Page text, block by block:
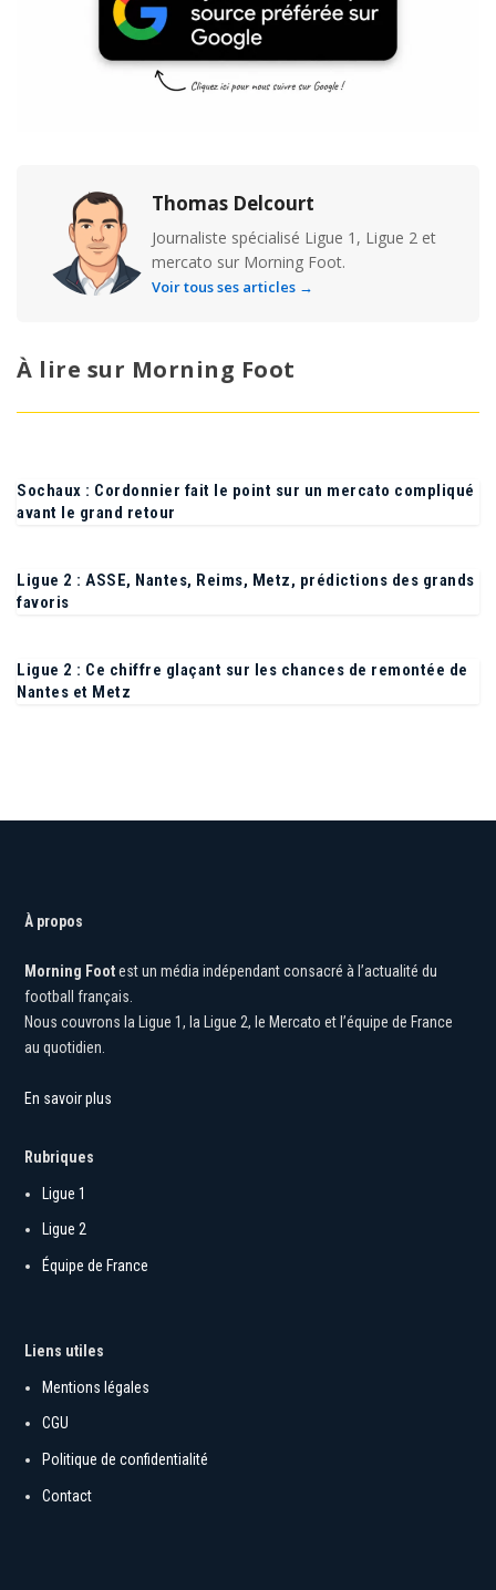
Thomas Delcourt
Journaliste spécialisé Ligue 1, Ligue 2 et
mercato sur Morning Foot.
Voir tous ses articles →
À lire sur Morning Foot
Sochaux : Cordonnier fait le point sur un mercato compliqué
avant le grand retour
Ligue 2 : ASSE, Nantes, Reims, Metz, prédictions des grands
Ligue 2 : Ce chiffre glaçant sur les chances de remontée de
À propos
Morning Foot
est un média indépendant consacré à l’actualité du
football français.
Nous couvrons la Ligue 1, la Ligue 2, le Mercato et l’équipe de France
au quotidien.
En savoir plus
Rubriques
Ligue 1
Ligue 2
Équipe de France
Mentions légales
Politique de confidentialité